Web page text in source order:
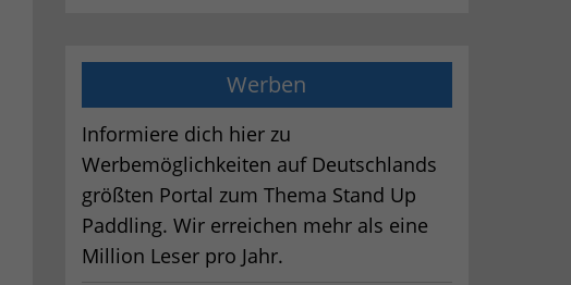
Werben
Informiere dich hier zu
Werbemöglichkeiten auf Deutschlands
größten Portal zum Thema Stand Up
Paddling. Wir erreichen mehr als eine
Million Leser pro Jahr.